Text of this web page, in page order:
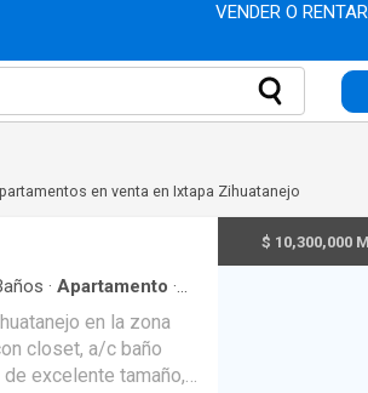
VENDER O
en venta en Ixtapa Zihuatanejo
· Apartamento ·
· Balcón·
·Electricidad
·Zonas verdes·
en la zona
closet, a/c baño
excelente tamaño,
$ 10,300,000